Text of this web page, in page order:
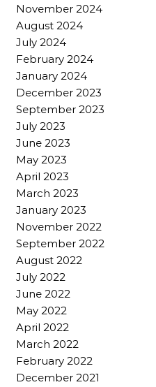
November 2024
August 2024
July 2024
February 2024
January 2024
December 2023
September 2023
July 2023
June 2023
May 2023
April 2023
March 2023
January 2023
November 2022
September 2022
August 2022
July 2022
June 2022
May 2022
April 2022
March 2022
February 2022
December 2021